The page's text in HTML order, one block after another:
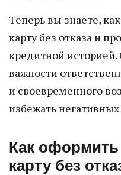
Теперь вы знаете,
карту без отказа и
кредитной
важности
и своевременного
избежать
Как
карту без